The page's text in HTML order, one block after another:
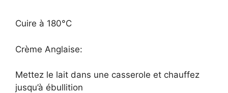
Cuire à 180°C
Crème Anglaise:
Mettez le lait dans une casserole et chauffez
jusqu’à ébullition